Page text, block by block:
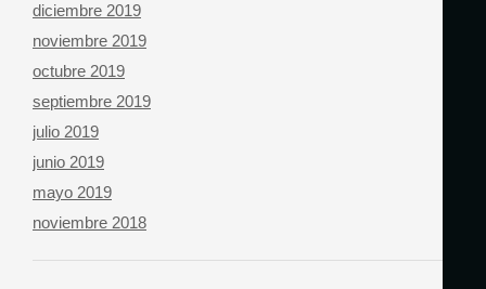
diciembre 2019
noviembre 2019
octubre 2019
septiembre 2019
julio 2019
junio 2019
mayo 2019
noviembre 2018